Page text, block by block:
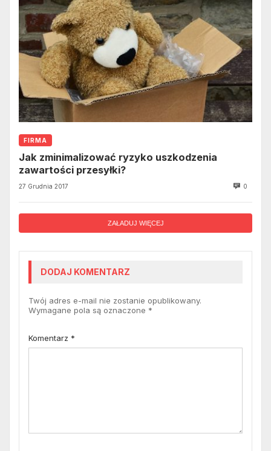
FIRMA
Jak zminimalizować ryzyko uszkodzenia
zawartości przesyłki?
27 Grudnia 2017 0
ZAŁADUJ WIĘCEJ
DODAJ KOMENTARZ
Twój adres e-mail nie zostanie opublikowany.
Wymagane pola są oznaczone *
Komentarz *